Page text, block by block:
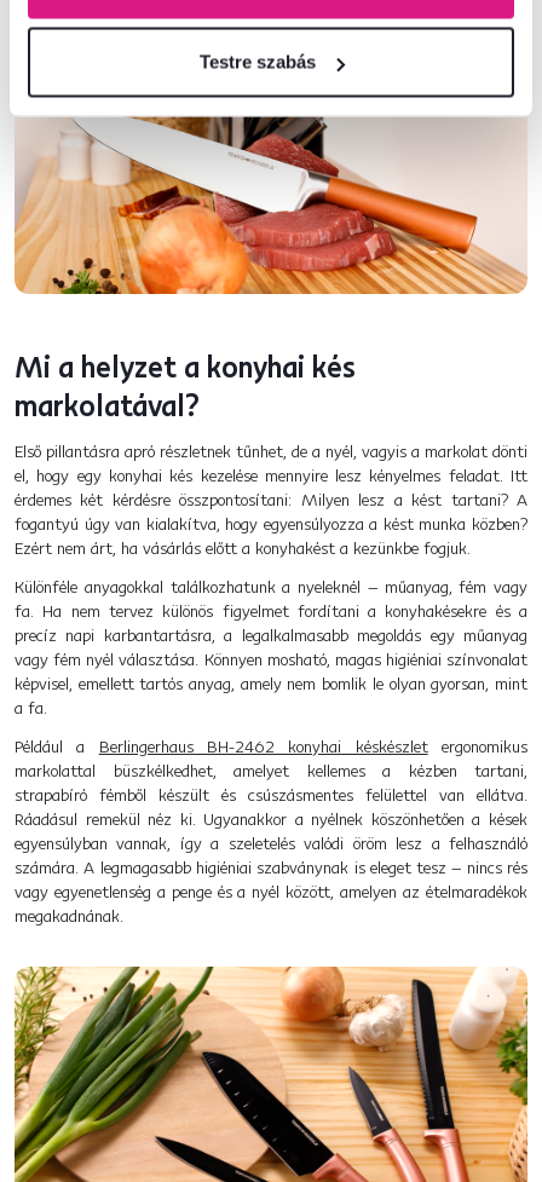
Testre szabás
Mi a helyzet a konyhai kés
markolatával?
Első pillantásra apró részletnek tűnhet, de a nyél, vagyis a markolat dönti
el, hogy egy konyhai kés kezelése mennyire lesz kényelmes feladat. Itt
érdemes két kérdésre összpontosítani: Milyen lesz a kést tartani? A
fogantyú úgy van kialakítva, hogy egyensúlyozza a kést munka közben?
Ezért nem árt, ha vásárlás előtt a konyhakést a kezünkbe fogjuk.
Különféle anyagokkal találkozhatunk a nyeleknél – műanyag, fém vagy
fa. Ha nem tervez különös figyelmet fordítani a konyhakésekre és a
precíz napi karbantartásra, a legalkalmasabb megoldás egy műanyag
vagy fém nyél választása. Könnyen mosható, magas higiéniai színvonalat
képvisel, emellett tartós anyag, amely nem bomlik le olyan gyorsan, mint
a fa.
Például a Berlingerhaus BH-2462 konyhai késkészletergonomikus
markolattal büszkélkedhet, amelyet kellemes a kézben tartani,
strapabíró fémből készült és csúszásmentes felülettel van ellátva.
Ráadásul remekül néz ki. Ugyanakkor a nyélnek köszönhetően a kések
egyensúlyban vannak, így a szeletelés valódi öröm lesz a felhasználó
számára. A legmagasabb higiéniai szabványnak is eleget tesz – nincs rés
vagy egyenetlenség a penge és a nyél között, amelyen az ételmaradékok
megakadnának.